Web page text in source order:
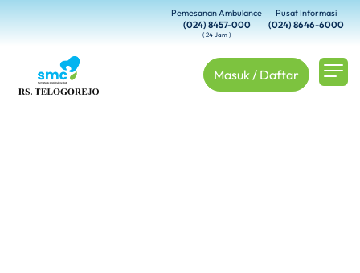
Pemesanan Ambulance
(024) 8457-000
( 24 Jam )
Pusat Informasi
(024) 8646-6000
Masuk / Daftar